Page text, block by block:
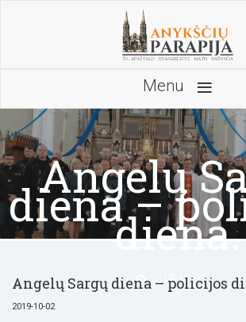
Menu ≡
Angelų
diena –diena.
2019-10-02
Angelų Sargų diena – policijos
2019-10-02